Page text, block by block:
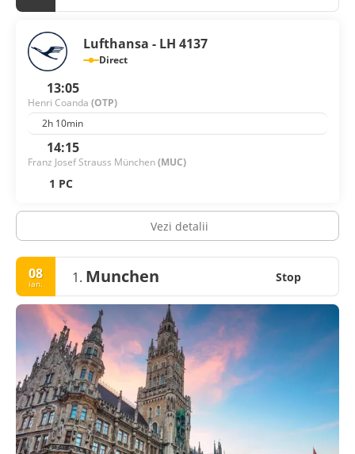
Lufthansa - LH 4137
Direct
13:05
Henri Coanda (OTP)
2h 10min
14:15
Franz Josef Strauss München(MUC)
1 PC
Vezi detalii
08
ian. 1. Munchen Stop